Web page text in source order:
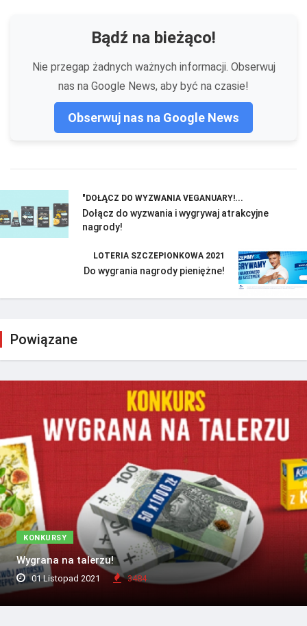
Bądź na bieżąco!
Nie przegap żadnych ważnych informacji. Obserwuj
nas na Google News, aby być na czasie!
Obserwuj nas na Google News
"DOŁĄCZ DO WYZWANIA VEGANUARY!...
Dołącz do wyzwania i wygrywaj atrakcyjne
nagrody!
LOTERIA SZCZEPIONKOWA 2021
Do wygrania nagrody pieniężne!
Powiązane
KONKURSY
Wygrana na talerzu!
01 Listopad 2021 3484